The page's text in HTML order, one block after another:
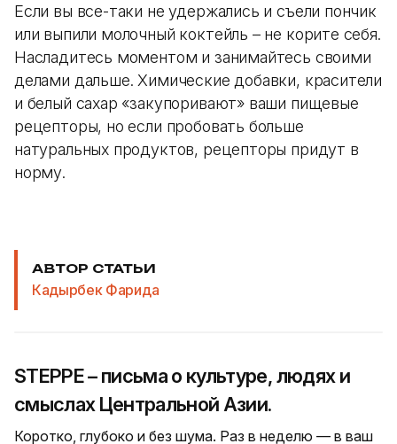
Если вы все-таки не удержались и съели пончик
или выпили молочный коктейль – не корите себя.
Насладитесь моментом и занимайтесь своими
делами дальше. Химические добавки, красители
и белый сахар «закупоривают» ваши пищевые
рецепторы, но если пробовать больше
натуральных продуктов, рецепторы придут в
норму.
АВТОР СТАТЬИ
Кадырбек Фарида
STEPPE – письма о культуре, людях и
смыслах Центральной Азии.
Коротко, глубоко и без шума. Раз в неделю — в ваш